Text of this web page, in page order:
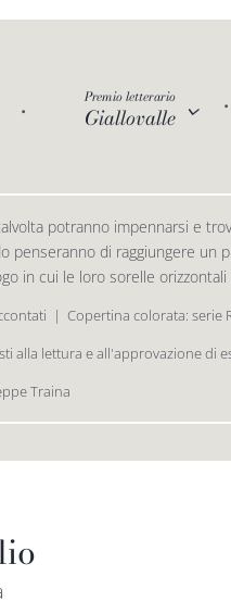
Premio letterario
Giallovalle
potranno impennarsi e
penseranno di raggiungere un
in cui le loro sorelle
|  Copertina colorata: serie
alla lettura e all'approvazione di
Traina